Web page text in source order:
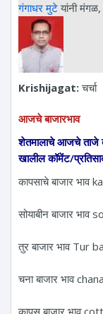
गंगाधर मुटेयांनी
Krishijagat:चर्चा
आजचे बाजारभाव
शेतमालाचे आजचे ताजे
खालील कॉमेंट/
कापसाचे बाजार भाव
सोयाबीन बाजार
तुर बाजार भाव Tur
चना बाजार भाव
कापूस बाजार भाव